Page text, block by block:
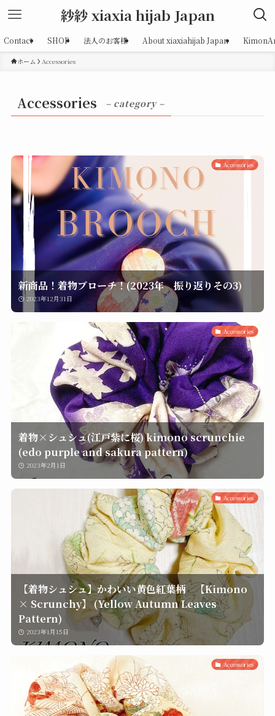
紗紗 xiaxia hijab Japan
Contact SHOP 法人のお客様 About xiaxiahijab Japan
ホーム Accessories
Accessories – category –
Accessories
新商品！着物ブローチ！(2023年 振り返りその3)
2023年12月31日
Accessories
着物×シュシュ(江戸紫に桜) kimono scrunchie
(edo purple and sakura pattern)
2023年2月1日
Accessories
【着物シュシュ】かわいい黄色紅葉柄 【Kimono
× Scrunchy】 (Yellow Autumn Leaves
Pattern)
2023年1月15日
Accessories